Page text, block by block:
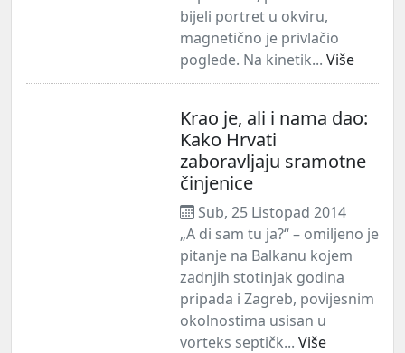
bijeli portret u okviru,
magnetično je privlačio
poglede. Na kinetik... Više
Krao je, ali i nama dao:
Kako Hrvati
zaboravljaju sramotne
činjenice
Sub, 25 Listopad 2014
„A di sam tu ja?“ – omiljeno je
pitanje na Balkanu kojem
zadnjih stotinjak godina
pripada i Zagreb, povijesnim
okolnostima usisan u
vorteks septičk... Više